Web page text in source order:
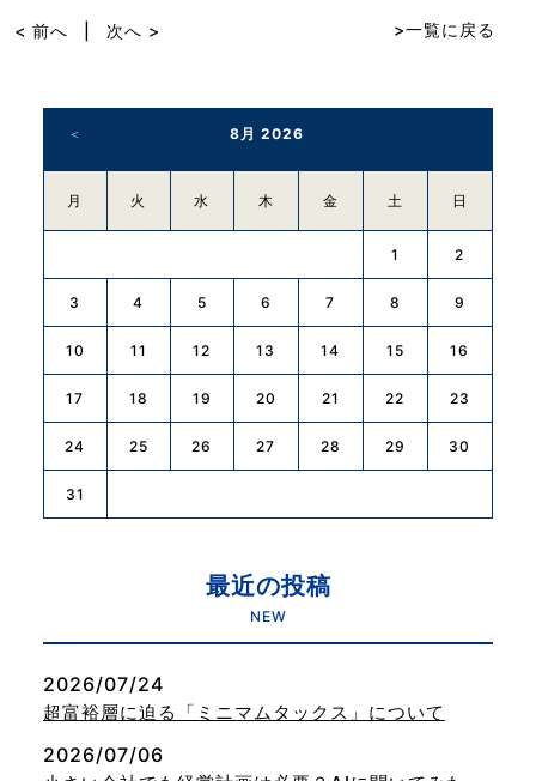
b
o
>一覧に戻る
< 前へ 次へ >
8月 2026
月 火 水 木 金 土 日
1 2
3 4 5 6 7 8 9
10 11 12 13 14 15 16
17 18 19 20 21 22 23
24 25 26 27 28 29 30
31
最近の投稿
NEW
2026/07/24
超富裕層に迫る「ミニマムタックス」について
2026/07/06